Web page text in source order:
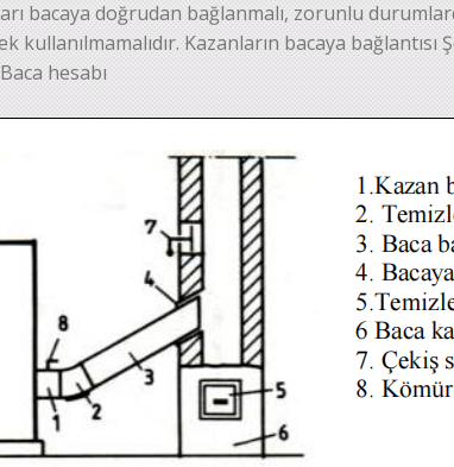
bacaya doğrudan bağlanmalı, zorunlu
kullanılmamalıdır. Kazanların bacaya bağlantısı
hesabı